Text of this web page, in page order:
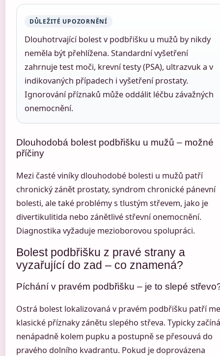
DŮLEŽITÉ UPOZORNĚNÍ
Dlouhotrvající bolest v podbřišku u mužů by nikdy
neměla být přehlížena. Standardní vyšetření
zahrnuje test moči, krevní testy (PSA), ultrazvuk a v
indikovaných případech i vyšetření prostaty.
Ignorování příznaků může oddálit léčbu závažných
onemocnění.
Dlouhodobá bolest podbřišku u mužů – možné
příčiny
Mezi časté viníky dlouhodobé bolesti u mužů patří
chronický zánět prostaty, syndrom chronické pánevní
bolesti, ale také problémy s tlustým střevem, jako je
divertikulitida nebo zánětlivé střevní onemocnění.
Diagnostika vyžaduje mezioborovou spolupráci.
Bolest podbřišku z pravé strany a
vyzařující do zad – co znamená?
Píchání v pravém podbřišku – je to slepé
Ostrá bolest lokalizovaná v pravém podbřišku patří
klasické příznaky zánětu slepého střeva. Typicky začíná
nenápadně kolem pupku a postupně se přesouvá do
pravého dolního kvadrantu. Pokud je doprovázena